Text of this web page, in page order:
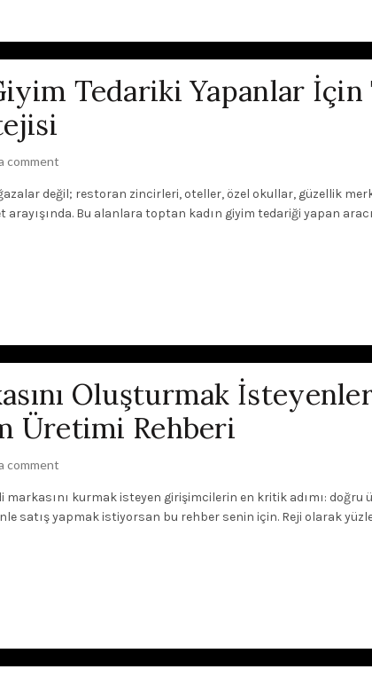
Tedariki Yapanlar İçin
comment
değil; restoran zincirleri, oteller, özel okullar, güzellik
arayışında. Bu alanlara toptan kadın giyim tedariği yapan
Oluşturmak
Üretimi Rehberi
comment
markasını kurmak isteyen girişimcilerin en kritik adımı: doğru
satış yapmak istiyorsan bu rehber senin için. Reji olarak